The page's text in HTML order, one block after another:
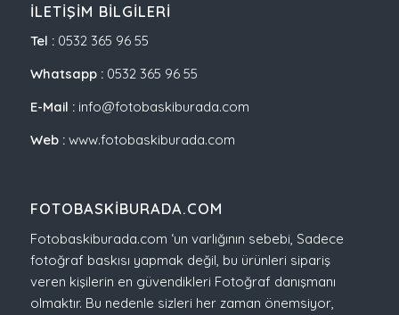
İLETIŞIM BILGILERI
Tel : 0532 365 96 55
Whatsapp : 0532 365 96 55
E-Mail :info@fotobaskiburada.com
Web :www.fotobaskiburada.com
FOTOBASKIBURADA.COM
Fotobaskiburada.com ‘un varlığının sebebi, Sadece
fotoğraf baskısı yapmak değil, bu ürünleri sipariş
veren kişilerin en güvendikleri Fotoğraf danışmanı
olmaktır. Bu nedenle sizleri her zaman önemsiyor,